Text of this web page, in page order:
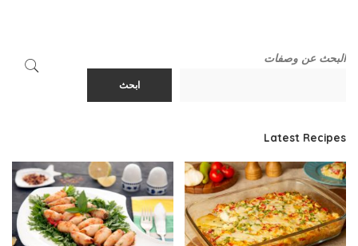
البحث عن وصفات
ابحث
Latest Recipes